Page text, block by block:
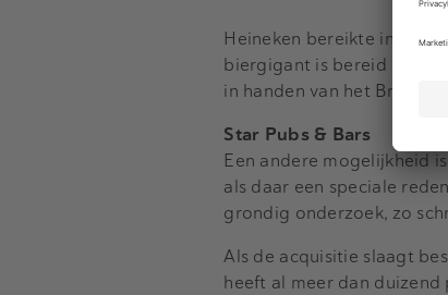
Heineken bereikte in
biergigant is bereid 386
in handen van het Britse
Star Pubs & Bars
Een andere mogelijkheid
als daar een speciale
grondig onderzoek, zo
Als de acquisitie slaagt
heeft al meer dan duizend